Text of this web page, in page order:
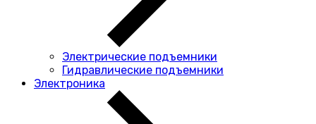
Электрические подъемники
Гидравлические подъемники
Электроника